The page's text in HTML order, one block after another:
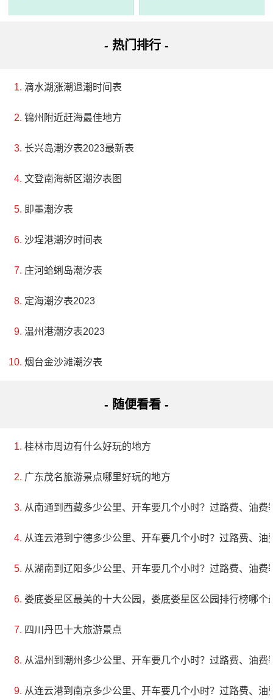
- 热门排行 -
滴水湖涨潮退潮时间表
锦州附近赶海最佳地方
长兴岛潮汐表2023最新表
文登南海新区潮汐表图
即墨潮汐表
沙埕港潮汐时间表
庄河蛤蜊岛潮汐表
定海潮汐表2023
温州港潮汐表2023
烟台金沙滩潮汐表
- 随便看看 -
桂林市周边有什么好玩的地方
广东茂名旅游景点哪里好玩的地方
从南通到西藏多少公里、开车要几个小时？过路费、油费
从连云港到宁德多少公里、开车要几个小时？过路费、油
从湖南到辽阳多少公里、开车要几个小时？过路费、油费
娄底娄星区最美的十大公园，娄底娄星区公园排行榜哪个
四川丹巴十大旅游景点
从温州到潮州多少公里、开车要几个小时？过路费、油费
从连云港到南京多少公里、开车要几个小时？过路费、油